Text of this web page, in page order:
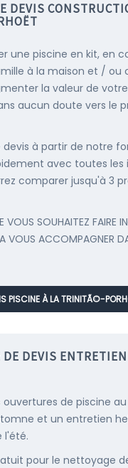
DEVIS
une piscine en kit, en
à la maison et / ou
la valeur de
aucun doute vers le
devis à partir de notre
avec toutes
comparer jusqu'à 3
VOUS SOUHAITEZ FAIRE
ACCOMPAGNER
PISCINE À LA TRINITÃ©-
DEVIS
de piscine
et un entretien
l'été.
pour le nettoyage